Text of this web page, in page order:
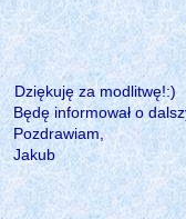
Dziękuję za modlitwę!:)
Będę informował o
Pozdrawiam,
Jakub